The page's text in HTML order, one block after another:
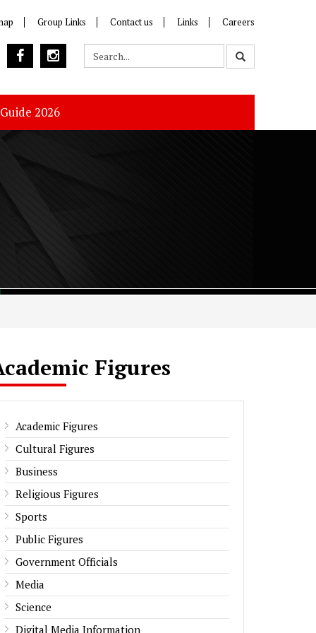
Group Links Contact us Links Careers
2026
Figures
Academic Figures
Cultural Figures
Business
Religious Figures
Sports
Public Figures
Government Officials
Media
Science
Digital Media Information